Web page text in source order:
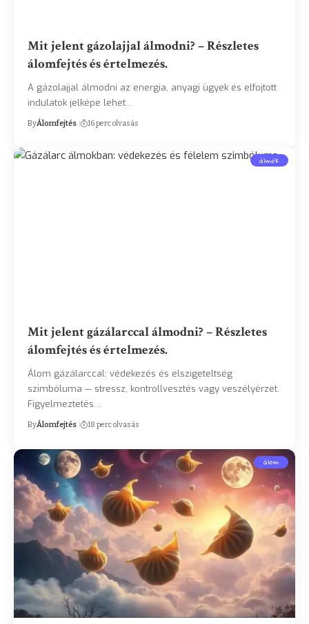
Mit jelent gázolajjal álmodni? – Részletes
álomfejtés és értelmezés.
A gázolajjal álmodni az energia, anyagi ügyek és elfojtott
indulatok jelképe lehet…
ByÁlomfejtés 16 perc olvasás
álmok
Mit jelent gázálarccal álmodni? – Részletes
álomfejtés és értelmezés.
Álom gázálarccal: védekezés és elszigeteltség
szimbóluma — stressz, kontrollvesztés vagy veszélyérzet.
Figyelmeztetés…
ByÁlomfejtés 18 perc olvasás
álom